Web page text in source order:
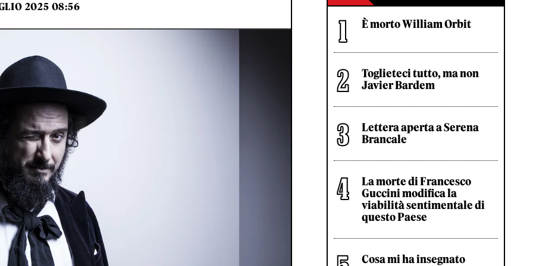
2025 08:56
È morto William Orbit
Toglieteci tutto, ma non
Javier Bardem
Lettera aperta a Serena
Brancale
La morte di Francesco
Guccini modifica la
viabilità sentimentale di
questo Paese
Cosa mi ha insegnato